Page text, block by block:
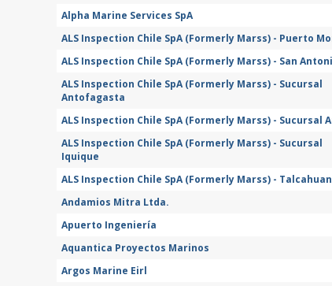
Alpha Marine Services SpA
ALS Inspection Chile SpA (Formerly Marss) - Puerto
ALS Inspection Chile SpA (Formerly Marss) - San
ALS Inspection Chile SpA (Formerly Marss) - Sucursal
Antofagasta
ALS Inspection Chile SpA (Formerly Marss) - Sucursal
ALS Inspection Chile SpA (Formerly Marss) - Sucursal
Iquique
ALS Inspection Chile SpA (Formerly Marss) -
Andamios Mitra Ltda.
Apuerto Ingeniería
Aquantica Proyectos Marinos
Argos Marine Eirl